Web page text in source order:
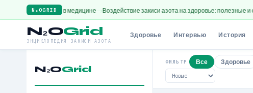
N₂OGRID
азота в медицине Воздействие закиси азота на здоровье: полезные и опасные
N₂OGrid
ЭНЦИКЛОПЕДИЯ ЗАКИСИ АЗОТА
Здоровье Интервью История
N₂OGrid
ФИЛЬТР Все Здоровье